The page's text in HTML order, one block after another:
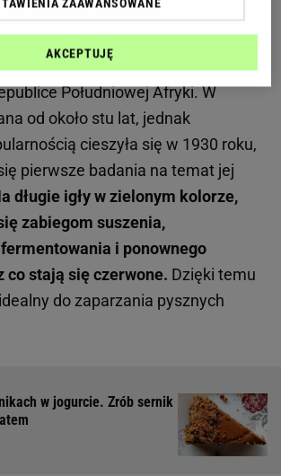
też czerwonokrzewem, to roślina
Południowej Afryki. W
od około stu lat, jednak
cieszyła się w 1930 roku,
pierwsze badania na temat jej
długie igły w zielonym kolorze,
zabiegom suszenia,
i ponownego
co stają się czerwone. Dzięki temu
do zaparzania pysznych
w jogurcie. Zrób sernik
AKCEPTUJĘ